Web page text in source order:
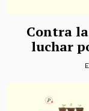
Contra
luchar